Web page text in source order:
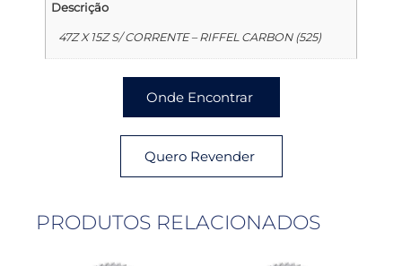
Descrição
47Z X 15Z S/ CORRENTE – RIFFEL CARBON (525)
Onde Encontrar
Quero Revender
PRODUTOS RELACIONADOS